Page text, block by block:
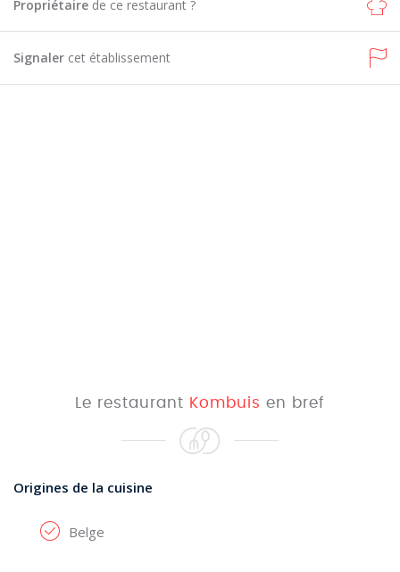
Propriétaire de ce restaurant ?
Signaler cet établissement
Le restaurant Kombuis en bref
Origines de la cuisine
Belge